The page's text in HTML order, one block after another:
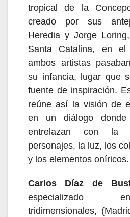
tropical de la
creado por sus
Heredia y Jorge
Santa Catalina, en el
ambos artistas
su infancia, lugar que
fuente de inspiración.
reúne así la visión de
en un diálogo
entrelazan con la
personajes, la luz, los
y los elementos oníricos.
Carlos Díaz de
especializado
tridimensionales,